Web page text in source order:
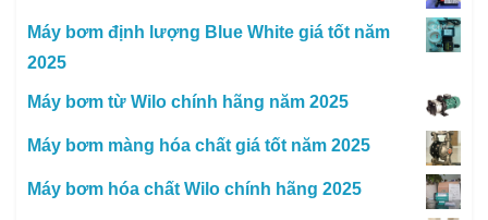
Máy bơm định lượng Blue White giá tốt năm
2025
Máy bơm từ Wilo chính hãng năm 2025
Máy bơm màng hóa chất giá tốt năm 2025
Máy bơm hóa chất Wilo chính hãng 2025